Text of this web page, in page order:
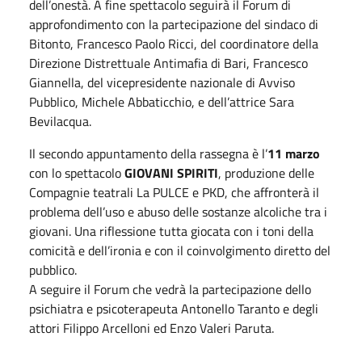
dell’onestà. A fine spettacolo seguirà il Forum di
approfondimento con la partecipazione del sindaco di
Bitonto, Francesco Paolo Ricci, del coordinatore della
Direzione Distrettuale Antimafia di Bari, Francesco
Giannella, del vicepresidente nazionale di Avviso
Pubblico, Michele Abbaticchio, e dell’attrice Sara
Bevilacqua.
Il secondo appuntamento della rassegna è l’11 marzo
con lo spettacoloGIOVANI SPIRITI, produzione delle
Compagnie teatrali La PULCE e PKD, che affronterà il
problema dell’uso e abuso delle sostanze alcoliche tra i
giovani. Una riflessione tutta giocata con i toni della
comicità e dell’ironia e con il coinvolgimento diretto del
pubblico.
A seguire il Forum che vedrà la partecipazione dello
psichiatra e psicoterapeuta Antonello Taranto e degli
attori Filippo Arcelloni ed Enzo Valeri Paruta.